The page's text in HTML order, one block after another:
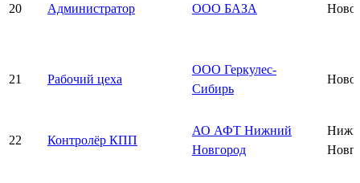
20 Администратор ООО БАЗА
21 Рабочий цеха
ООО Геркулес-
Сибирь
22 Контролёр КПП
АО АФТ Нижний
Новгород